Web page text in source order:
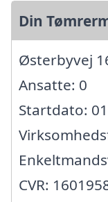
Din
Østerbyvej
Ansatte: 0
Startdato:
CVR: